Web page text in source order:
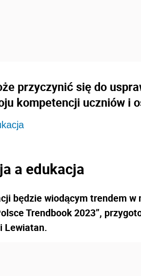
przyczynić się do
kompetencji uczniów i
a edukacja
będzie wiodącym trendem
Trendbook 2023”,
Lewiatan.